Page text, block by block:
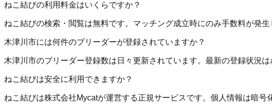
ねこ結びの利用料金はいくらですか？
ねこ結びの検索・閲覧は無料です。マッチング成立時にのみ手数料が発生
木津川市には何件のブリーダーが登録されていますか？
木津川市のブリーダー登録数は日々更新されています。最新の登録状況
ねこ結びは安全に利用できますか？
ねこ結びは株式会社Mycatが運営する正規サービスです。個人情報は暗号